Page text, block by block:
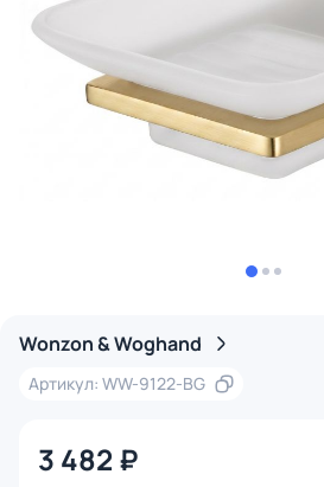
Wonzon & Woghand
Артикул: WW-9122-BG
3 482 ₽